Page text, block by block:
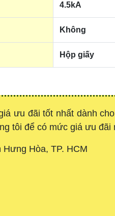
4.5kA
Không
Hộp giấy
ưu đãi tốt nhất dành
tôi để có mức giá ưu đãi
Hòa, TP. HCM